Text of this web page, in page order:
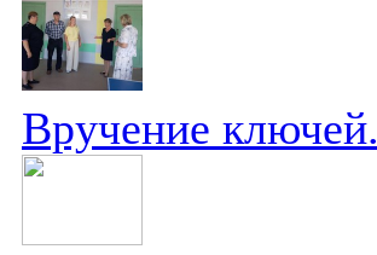
Вручение ключей.